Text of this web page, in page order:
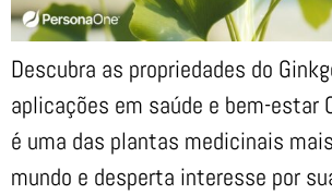
Descubra as propriedades do
aplicações em saúde e bem-estar
é uma das plantas medicinais
mundo e desperta interesse por